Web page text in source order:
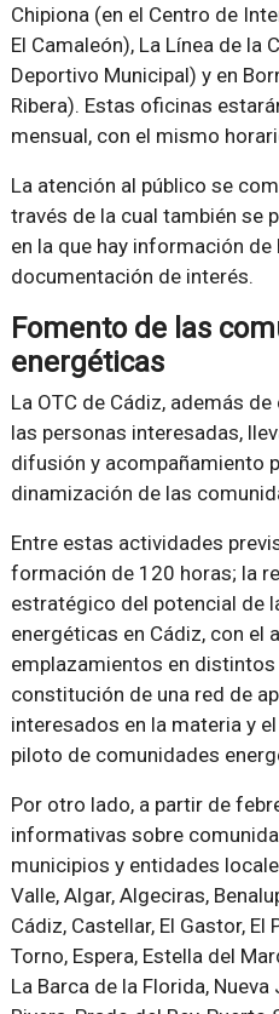
Chipiona (en el Centro de
El Camaleón), La Línea de la
Deportivo Municipal) y en
Ribera). Estas oficinas
mensual, con el mismo
La atención al público se
través de la cual también se
en la que hay información
documentación de interés.
Fomento de las
energéticas
La OTC de Cádiz, además
las personas interesadas,
difusión y acompañamiento
dinamización de las
Entre estas actividades
formación de 120 horas; la
estratégico del potencial de
energéticas en Cádiz, con el
emplazamientos en
constitución de una red de
interesados en la materia y
piloto de comunidades
Por otro lado, a partir de
informativas sobre
municipios y entidades
Valle, Algar, Algeciras,
Cádiz, Castellar, El Gastor, El
Torno, Espera, Estella del
La Barca de la Florida,